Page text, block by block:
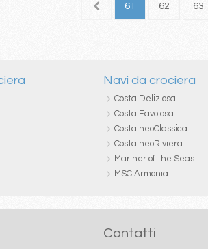
60 61 62 63
Navi da crociera
Costa Deliziosa
Costa Favolosa
Costa neoClassica
Costa neoRiviera
Mariner of the Seas
MSC Armonia
Contatti